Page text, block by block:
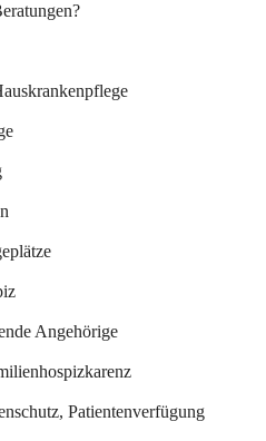
Angehörige
Patientenverfügung